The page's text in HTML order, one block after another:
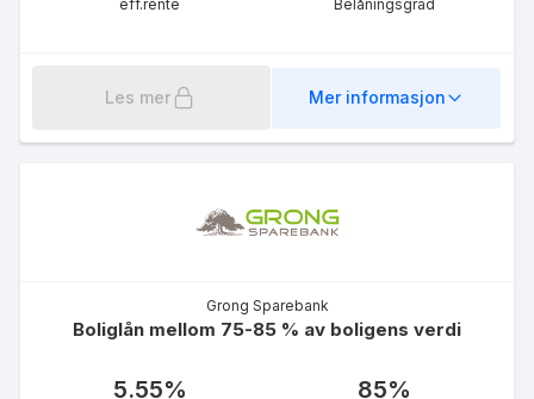
eff.rente Belåningsgrad
Les mer Mer informasjon
Grong Sparebank
Boliglån mellom 75-85 % av boligens verdi
5.55% 85%